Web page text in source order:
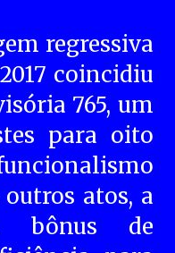
regressiva
coincidiu
765, um
para oito
atos, a
bônus de